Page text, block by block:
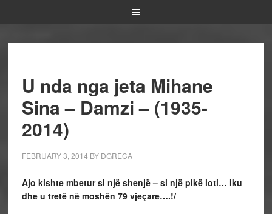
U nda nga jeta Mihane
Sina – Damzi – (1935-
2014)
FEBRUARY 3, 2014 BY DGRECA
Ajo kishte mbetur si një shenjë – si një pikë loti… iku
dhe u tretë në moshën 79 vjeçare….!/